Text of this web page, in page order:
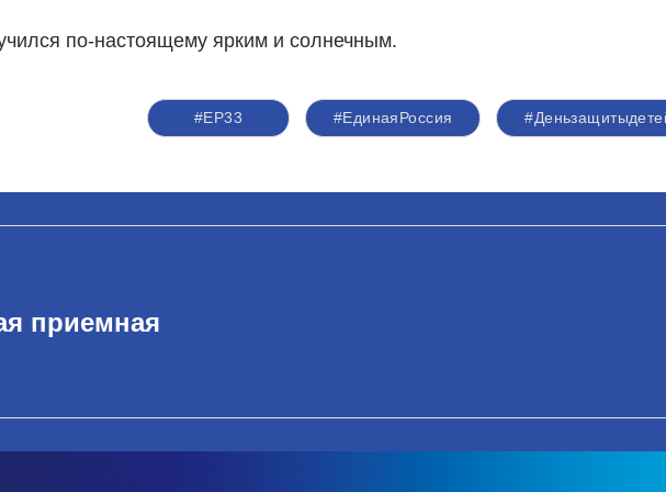
по-настоящему ярким и солнечным.
#ЕР33 #ЕдинаяРоссия
приемная